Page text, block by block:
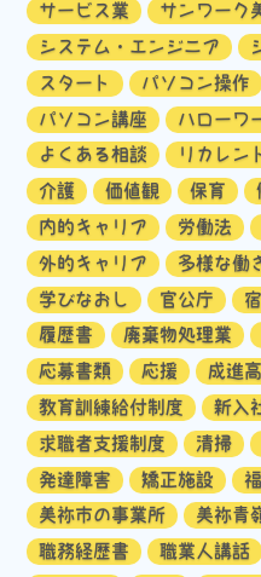
サービス業
サンワーク
システム・エンジニア
スタート
パソコン操作
パソコン講座
ハローワ
よくある相談
リカレン
介護
価値観 保育
内的キャリア
労働法
外的キャリア
多様な働
学びなおし
官公庁
履歴書
廃棄物処理業
応募書類
応援 成進
教育訓練給付制度
新入
求職者支援制度
清掃
発達障害
矯正施設
美祢市の事業所
美祢青
職務経歴書
職業人講話